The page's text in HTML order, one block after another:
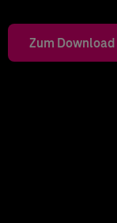
Zum Download